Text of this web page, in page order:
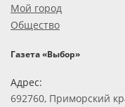
Мой город
Общество
Газета «Выбор»
Адрес:
692760, Приморский